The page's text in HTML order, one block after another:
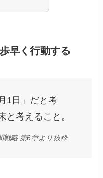
早く行動する
1日」だと考
と考えること。
戦略 第6章より抜粋